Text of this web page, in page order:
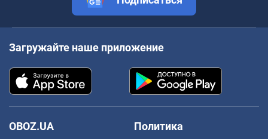
Загружайте наше приложение
OBOZ.UA
Политика